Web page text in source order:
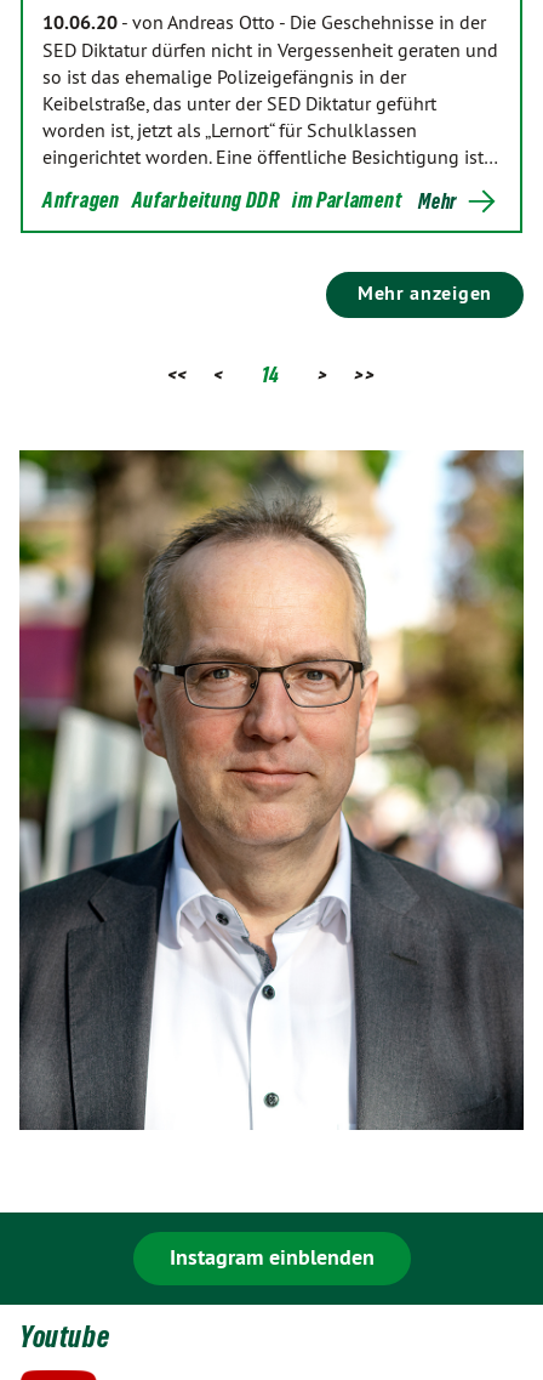
10.06.20 - von Andreas Otto - Die Geschehnisse in der
SED Diktatur dürfen nicht in Vergessenheit geraten und
so ist das ehemalige Polizeigefängnis in der
Keibelstraße, das unter der SED Diktatur geführt
worden ist, jetzt als „Lernort“ für Schulklassen
eingerichtet worden. Eine öffentliche Besichtigung ist…
Anfragen Aufarbeitung DDR im Parlament Mehr
Mehr anzeigen
<< < 14 > >>
Instagram einblenden
Youtube